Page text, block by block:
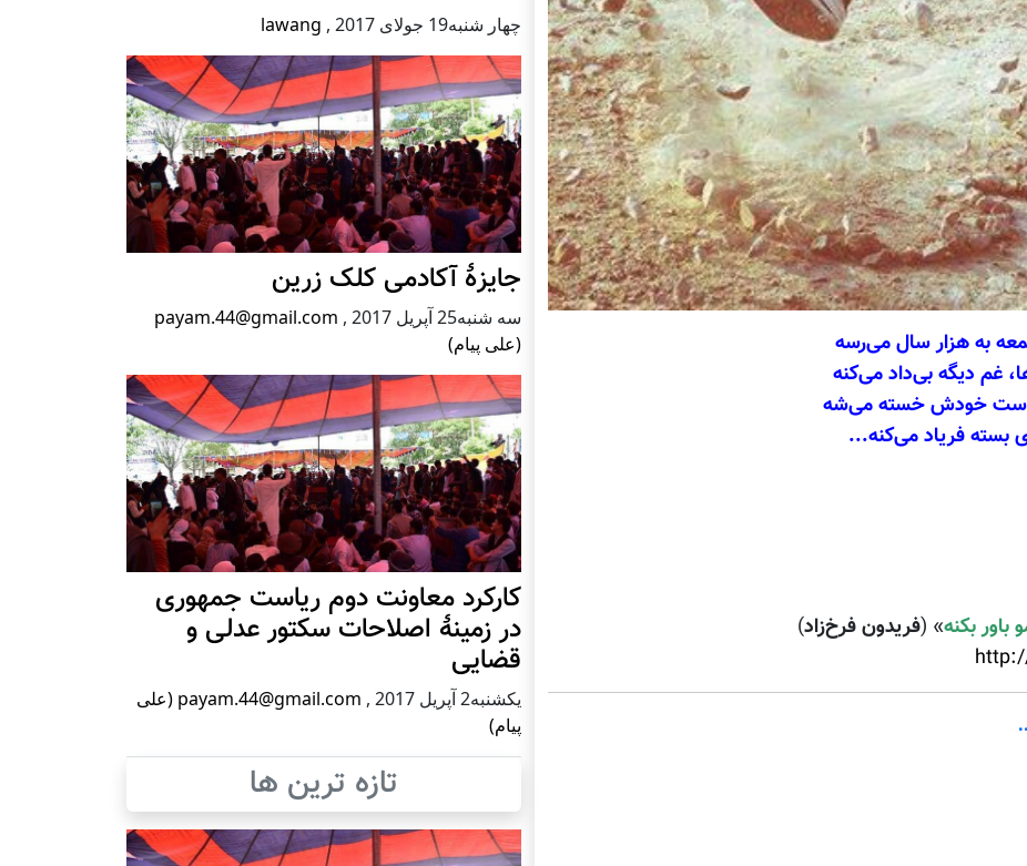
به هزار سال می‌رسه
غم دیگه بی‌داد می‌کنه
دست خودش خسته می‌شه
بسته فریاد می‌کنه...
بکنه» (فریدون فرخ‌زاد)
چهار شنبه19 جولای 2017 ,
lawang
جایزۀ آکادمی کلک زرین
سه شنبه25 آپریل 2017 ,
payam.44@gmail.com
(علی پیام)
کارکرد معاونت دوم ریاست جمهوری
در زمینۀ اصلاحات سکتور عدلی و
قضایی
يكشنبه2 آپریل 2017 ,
payam.44@gmail.com (علی
پیام)
تازه ترین ها